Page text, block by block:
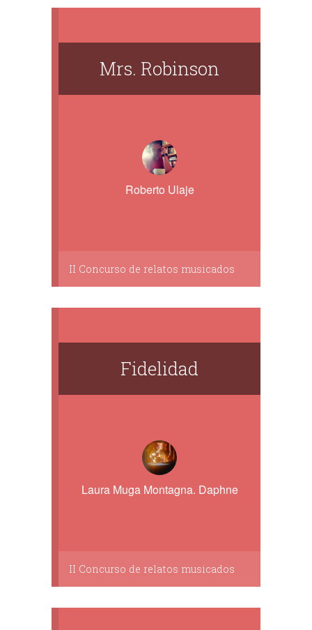
Mrs. Robinson
Roberto Ulaje
II Concurso de relatos musicados
Fidelidad
Laura Muga Montagna. Daphne
II Concurso de relatos musicados